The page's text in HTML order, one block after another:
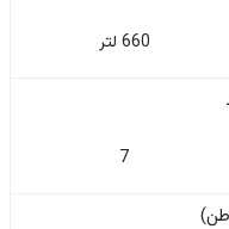
660 لتر
7